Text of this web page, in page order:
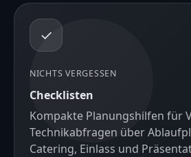
✓
NICHTS VERGESSEN
Checklisten
Kompakte Planungshilfen für
Technikabfragen über
Catering, Einlass und